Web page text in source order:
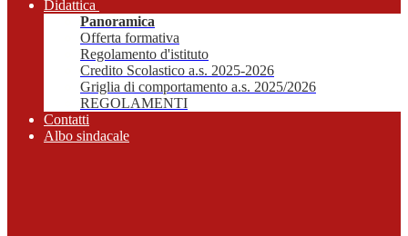
Didattica
Panoramica
Offerta formativa
Regolamento d'istituto
Credito Scolastico a.s. 2025-2026
Griglia di comportamento a.s. 2025/2026
REGOLAMENTI
Contatti
Albo sindacale